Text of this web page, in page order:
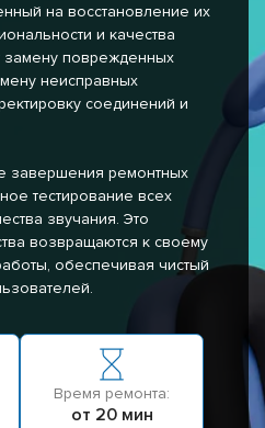
на восстановление их
и качества
замену поврежденных
неисправных
соединений и
завершения ремонтных
тестирование всех
звучания. Это
возвращаются к своему
обеспечивая чистый
Время ремонта:
от 20 мин